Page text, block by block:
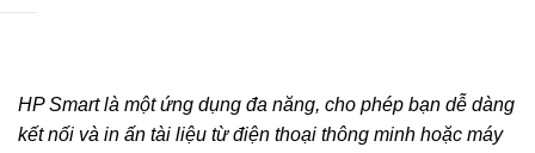
HP Smart là một ứng dụng đa năng, cho phép bạn dễ dàng
kết nối và in ấn tài liệu từ điện thoại thông minh hoặc máy